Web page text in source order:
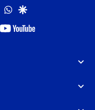
twitterwhatsapp
google
youtube-